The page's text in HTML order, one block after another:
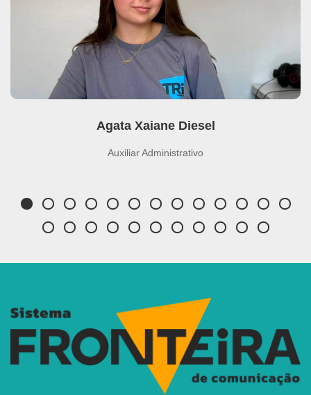
Agata Xaiane Diesel
Auxiliar Administrativo